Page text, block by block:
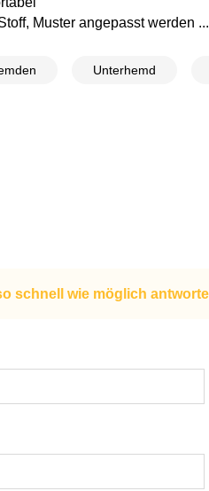
Muster angepasst werden ...
Unterhemd
schnell wie möglich